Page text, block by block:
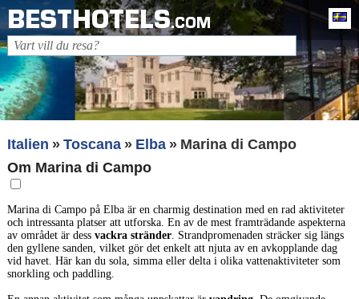
BESTHOTELS.COM
Italien Toscana Elba
Marina di Campo
Om Marina di Campo
Marina di Campo på Elba är en charmig destination med en rad aktiviteter
och intressanta platser att utforska. En av de mest framträdande aspekterna
av området är dess vackra stränder. Strandpromenaden sträcker sig längs
den gyllene sanden, vilket gör det enkelt att njuta av en avkopplande dag
vid havet. Här kan du sola, simma eller delta i olika vattenaktiviteter som
snorkling och paddling.